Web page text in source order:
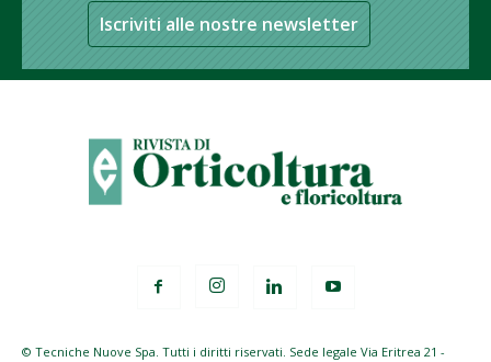
Iscriviti alle nostre newsletter
© Tecniche Nuove Spa. Tutti i diritti riservati. Sede legale Via Eritrea 21 -